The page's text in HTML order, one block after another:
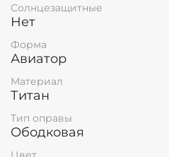
Солнцезащитные
Нет
Форма
Авиатор
Материал
Титан
Тип оправы
Ободковая